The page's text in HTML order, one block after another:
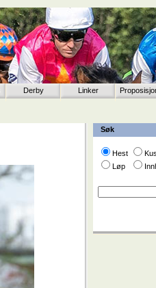
Derby Linker
Søk
Hest
Løp